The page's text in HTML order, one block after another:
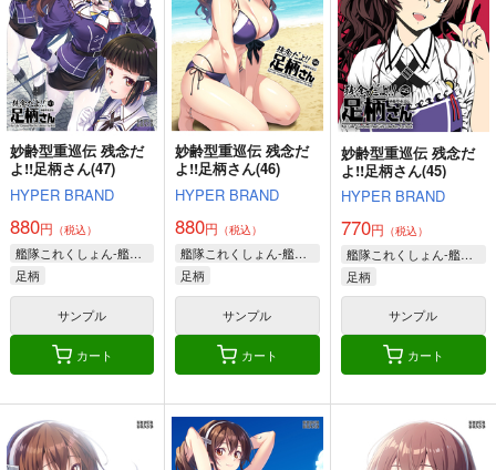
金髪艦隊への道
MANMADE-S
660円（税込）
艦隊これくしょん-艦これ-
愛宕（セイバー）
サンプル
カート
私の母港執務室～大和
と武蔵編～
月望
専売 220円
艦隊これくしょん-艦これ-
サンプル
カート
改
あ～だこ～だ
220円（税込）
艦隊これくしょん-艦これ-
島風
伊58
暁、響、雷、電
カート
妙齢型重巡伝 残念だ
よ!!足柄さん(38)
HYPER BRAND
396 （税込）
足柄
カート
妙齢型重巡伝 残念だ
よ!!足柄さん(37)
HYPER BRAND
396 （税込）
足柄
サンプル
カート
妙齢型重巡伝 残念だ
よ!!足柄さん(36)
HYPER BRAND
396円（税込）
足柄
サンプル
カート
330円（税込）
足柄
サンプル
作品詳細
330円 （税込）
足柄
サンプル
作品詳細
396円（税込）
足柄
サンプル
作品詳細
妙齢型重巡伝 残念だ
よ!!足柄さん(32)
HYPER BRAND
妙齢型重巡伝 残念だ
よ!!足柄さん(33)
HYPER BRAND
妙齢型重巡伝 残念だ
よ!!足柄さん(34)
HYPER BRAND
妙齢型重巡伝 残念だ
よ!!足柄さん(47)
HYPER BRAND
880円 （税込）
艦隊これくしょん-艦これ-
足柄
サンプル
カート
妙齢型重巡伝 残念だ
よ!!足柄さん(46)
HYPER BRAND
880円 （税込）
艦隊これくしょん-艦これ-
足柄
サンプル
カート
妙齢型重巡伝 残念だ
よ!!足柄さん(45)
HYPER BRAND
770円 （税込）
艦隊これくしょん-艦これ-
足柄
サンプル
カート